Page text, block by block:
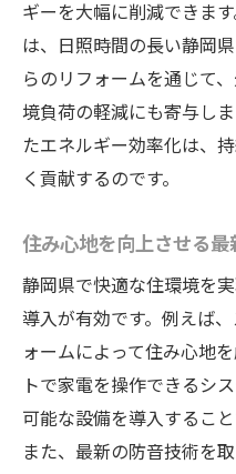
ギーを大幅に削減できま
は、日照時間の長い静岡
らのリフォームを通じて
境負荷の軽減にも寄与し
たエネルギー効率化は、
く貢献するのです。
住み心地を向上させる最
静岡県で快適な住環境を
導入が有効です。例えば
ォームによって住み心地
トで家電を操作できるシ
可能な設備を導入するこ
また、最新の防音技術を